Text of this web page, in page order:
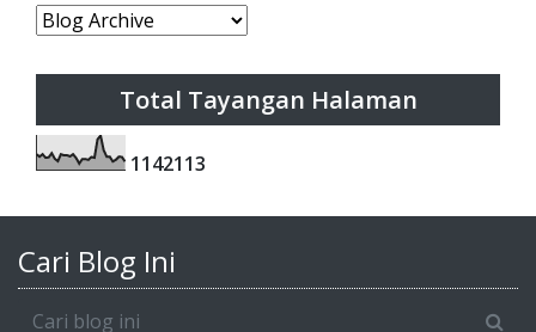
Total Tayangan Halaman
1142113
Cari Blog Ini